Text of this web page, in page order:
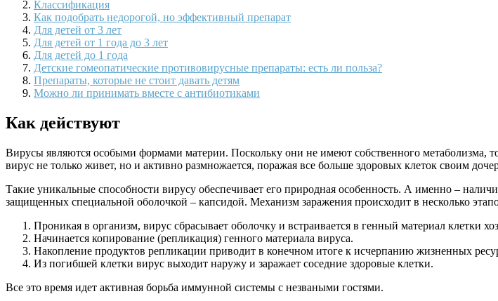
Классификация
Как подобрать недорогой, но эффективный препарат
Для детей от 3 лет
Для детей от 1 года до 3 лет
Для детей до 1 года
Детские гомеопатические противовирусные препараты: есть ли польза?
Препараты, которые не стоит давать детям
Можно ли принимать вместе с антибиотиками
Как действуют
Вирусы являются особыми формами материи. Поскольку они не имеют собственного метаболизма,
вирус не только живет, но и активно размножается, поражая все больше здоровых клеток своим
Такие уникальные способности вирусу обеспечивает его природная особенность. А именно –
защищенных специальной оболочкой – капсидой. Механизм заражения происходит в несколько
Проникая в организм, вирус сбрасывает оболочку и встраивается в генный материал клетки
Начинается копирование (репликация) генного материала вируса.
Накопление продуктов репликации приводит в конечном итоге к исчерпанию жизненных
Из погибшей клетки вирус выходит наружу и заражает соседние здоровые клетки.
Все это время идет активная борьба иммунной системы с незваными гостями.